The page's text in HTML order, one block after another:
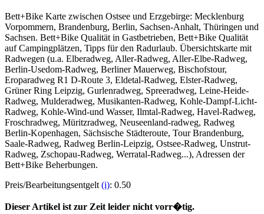
Bett+Bike Karte zwischen Ostsee und Erzgebirge: Mecklenburg
Vorpommern, Brandenburg, Berlin, Sachsen-Anhalt, Thüringen und
Sachsen. Bett+Bike Qualität in Gastbetrieben, Bett+Bike Qualität
auf Campingplätzen, Tipps für den Radurlaub. Übersichtskarte mit
Radwegen (u.a. Elberadweg, Aller-Radweg, Aller-Elbe-Radweg,
Berlin-Usedom-Radweg, Berliner Mauerweg, Bischofstour,
Eroparadweg R1 D-Route 3, Eldetal-Radweg, Elster-Radweg,
Grüner Ring Leipzig, Gurlenradweg, Spreeradweg, Leine-Heide-
Radweg, Mulderadweg, Musikanten-Radweg, Kohle-Dampf-Licht-
Radweg, Kohle-Wind-und Wasser, Ilmtal-Radweg, Havel-Radweg,
Froschradweg, Müritzradweg, Neuseenland-radweg, Radweg
Berlin-Kopenhagen, Sächsische Städteroute, Tour Brandenburg,
Saale-Radweg, Radweg Berlin-Leipzig, Ostsee-Radweg, Unstrut-
Radweg, Zschopau-Radweg, Werratal-Radweg...), Adressen der
Bett+Bike Beherbungen.
Preis/Bearbeitungsentgelt(i): 0.50
Dieser Artikel ist zur Zeit leider nicht vorr�tig.